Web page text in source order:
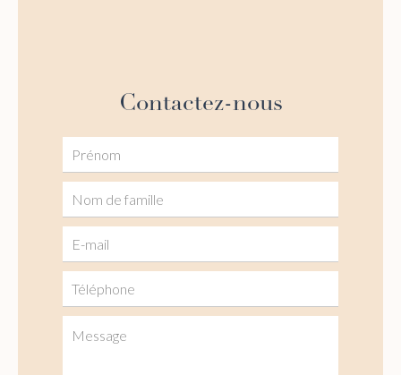
Contactez-nous